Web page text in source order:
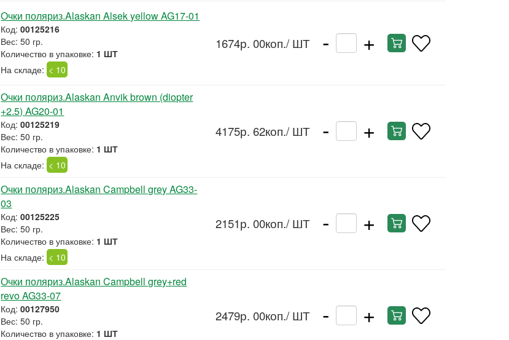
Очки поляриз.Alaskan Alsek yellow AG17-01
Код:00125216
Вес: 50 гр.
Количество в упаковке: 1 ШТ
На складе: < 10
1674р. 00коп./ ШТ - +
Очки поляриз.Alaskan Anvik brown (diopter
+2.5) AG20-01
Код:00125219
Вес: 50 гр.
Количество в упаковке: 1 ШТ
На складе: < 10
4175р. 62коп./ ШТ - +
Очки поляриз.Alaskan Campbell grey AG33-
03
Код:00125225
Вес: 50 гр.
Количество в упаковке: 1 ШТ
На складе: < 10
2151р. 00коп./ ШТ - +
Очки поляриз.Alaskan Campbell grey+red
revo AG33-07
Код:00127950
Вес: 50 гр.
Количество в упаковке: 1 ШТ
2479р. 00коп./ ШТ - +